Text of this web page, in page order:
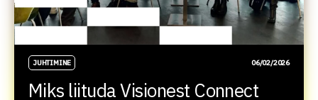
JUHTIMINE 06/02/2026
Miks liituda Visionest Connect